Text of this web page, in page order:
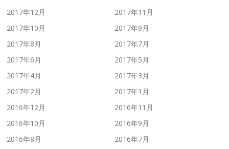
2017年12月
2017年11月
2017年10月
2017年9月
2017年8月
2017年7月
2017年6月
2017年5月
2017年4月
2017年3月
2017年2月
2017年1月
2016年12月
2016年11月
2016年10月
2016年9月
2016年8月
2016年7月